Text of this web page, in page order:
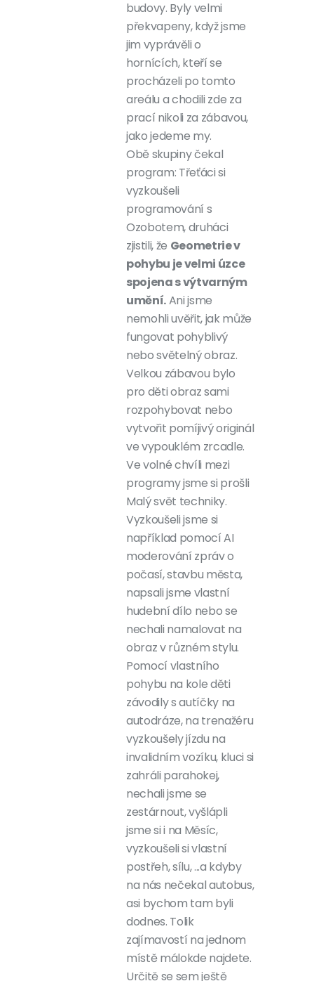
budovy. Byly velmi
překvapeny, když jsme
jim vyprávěli o
hornících, kteří se
procházeli po tomto
areálu a chodili zde za
prací nikoli za zábavou,
jako jedeme my.
Obě skupiny čekal
program: Třeťáci si
vyzkoušeli
programování s
Ozobotem, druháci
zjistili, že Geometrie v
pohybu je velmi úzce
spojena s výtvarným
umění.Ani jsme
nemohli uvěřit, jak může
fungovat pohyblivý
nebo světelný obraz.
Velkou zábavou bylo
pro děti obraz sami
rozpohybovat nebo
vytvořit pomíjivý originál
ve vypouklém zrcadle.
Ve volné chvíli mezi
programy jsme si prošli
Malý svět techniky.
Vyzkoušeli jsme si
například pomocí AI
moderování zpráv o
počasí, stavbu města,
napsali jsme vlastní
hudební dílo nebo se
nechali namalovat na
obraz v různém stylu.
Pomocí vlastního
pohybu na kole děti
závodily s autíčky na
autodráze, na trenažéru
vyzkoušely jízdu na
invalidním vozíku, kluci si
zahráli parahokej,
nechali jsme se
zestárnout, vyšlápli
jsme si i na Měsíc,
vyzkoušeli si vlastní
postřeh, sílu, ...a kdyby
na nás nečekal autobus,
asi bychom tam byli
dodnes. Tolik
zajímavostí na jednom
místě málokde najdete.
Určitě se sem ještě